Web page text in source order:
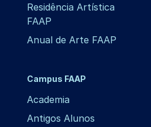
Residência Artística
FAAP
Anual de Arte FAAP
Campus FAAP
Academia
Antigos Alunos